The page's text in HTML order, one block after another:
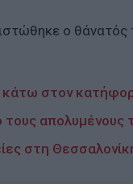
ο θάνατός
κάτω στον
απολυμένους
στη